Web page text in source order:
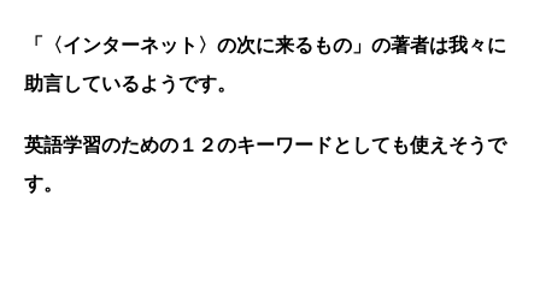
「〈インターネット〉の次に来るもの」の著者は我々に
助言しているようです。
英語学習のための１２のキーワードとしても使えそうで
す。